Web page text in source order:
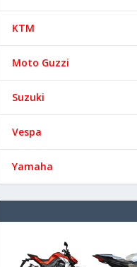
KTM
Moto Guzzi
Suzuki
Vespa
Yamaha